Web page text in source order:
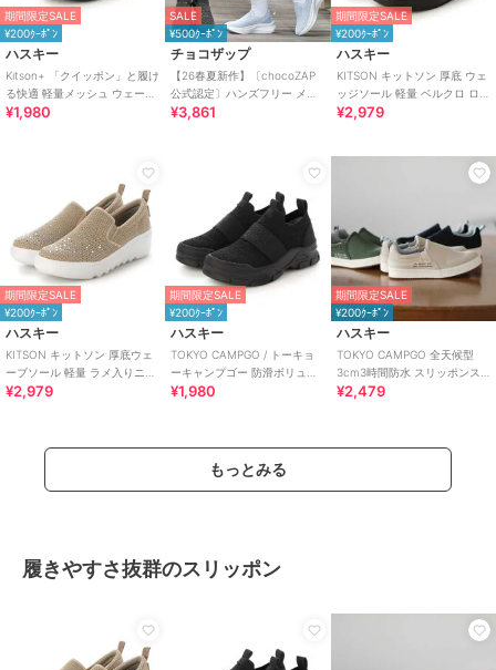
期間限定SALE
¥200ｸｰﾎﾟﾝ
ハスキー
Kitson+ 「クイッポン」と履け
る快適 軽量メッシュ ウェーブ
ソール スリッポン スニーカー
¥1,980
SALE
¥500ｸｰﾎﾟﾝ
チョコザップ
【26春夏新作】〔chocoZAP
公式認定〕ハンズフリー メッ
シュニット スリッポン
¥3,861
期間限定SALE
¥200ｸｰﾎﾟﾝ
ハスキー
KITSON キットソン 厚底 ウェ
ッジソール 軽量 ベルクロ ロー
カットスリッポン スニーカー
¥2,979
期間限定SALE
¥200ｸｰﾎﾟﾝ
ハスキー
KITSON キットソン 厚底ウェ
ーブソール 軽量 ラメ入りニッ
ト スリッポン
¥2,979
期間限定SALE
¥200ｸｰﾎﾟﾝ
ハスキー
TOKYO CAMPGO / トーキョ
ーキャンプゴー 防滑ボリュー
ムソール 防水スリッポンスニ
¥1,980
期間限定SALE
¥200ｸｰﾎﾟﾝ
ハスキー
TOKYO CAMPGO 全天候型
3cm3時間防水 スリッポンス
ニーカー
¥2,479
もっとみる
履きやすさ抜群のスリッポン